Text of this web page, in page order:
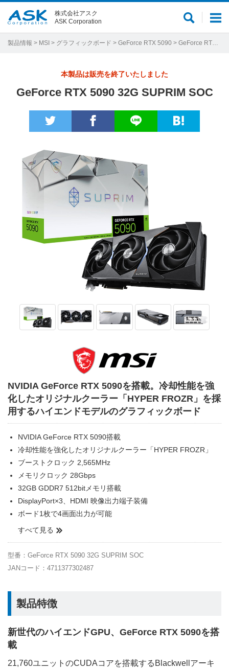
メ
ュ
サ
ト
株式会社アスク
ASK Corporation
製品情報 > MSI > グラフィックボード > GeForce RTX 5090 > GeForce RTX 5090 32G SUPRIM SOC
本製品は販売を終了いたしました
GeForce RTX 5090 32G SUPRIM SOC
NVIDIA GeForce RTX 5090を搭載。冷却性能を強
化したオリジナルクーラー「HYPER FROZR」を採
用するハイエンドモデルのグラフィックボード
NVIDIA GeForce RTX 5090搭載
冷却性能を強化したオリジナルクーラー「HYPER FROZR」
ブーストクロック 2,565MHz
メモリクロック 28Gbps
32GB GDDR7 512bitメモリ搭載
DisplayPort×3、HDMI 映像出力端子装備
ボード1枚で4画面出力が可能
すべて見る
型番：GeForce RTX 5090 32G SUPRIM SOC
JANコード：4711377302487
製品特徴
新世代のハイエンドGPU、GeForce RTX 5090を搭
載
21,760ユニットのCUDAコアを搭載するBlackwellアーキ